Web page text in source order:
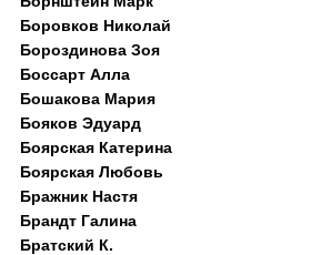
Боровков Николай
Бороздинова Зоя
Боссарт Алла
Бошакова Мария
Бояков Эдуард
Боярская Катерина
Боярская Любовь
Бражник Настя
Брандт Галина
Братский К.